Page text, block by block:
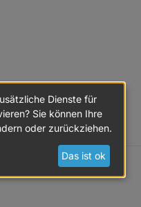
Dienste für
Sie können Ihre
oder zurückziehen.
Das ist ok